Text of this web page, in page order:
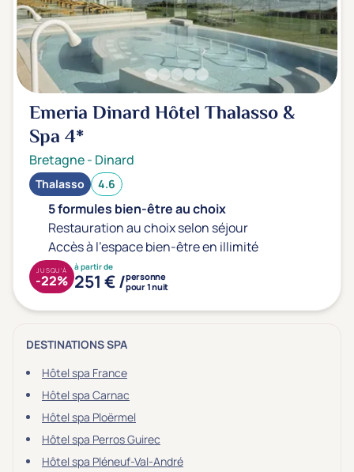
Emeria Dinard Hôtel Thalasso &
Spa4*
Bretagne- Dinard
Thalasso 4.6
5 formules bien-être au choix
Restauration au choix selon séjour
Accès à l'espace bien-être en illimité
à partir de
251 € /personne
pour 1 nuit
JUSQU'À
-22%
DESTINATIONS SPA
Hôtel spa France
Hôtel spa Carnac
Hôtel spa Ploërmel
Hôtel spa Perros Guirec
Hôtel spa Pléneuf-Val-André